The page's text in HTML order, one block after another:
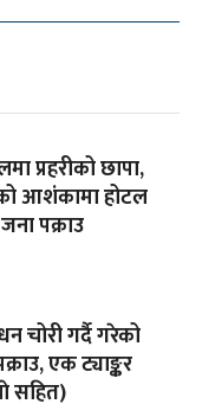
प्रहरीको छापा,
आशंकामा होटल
पक्राउ
चोरी गर्दै गरेको
एक ट्याङ्कर
सहित)